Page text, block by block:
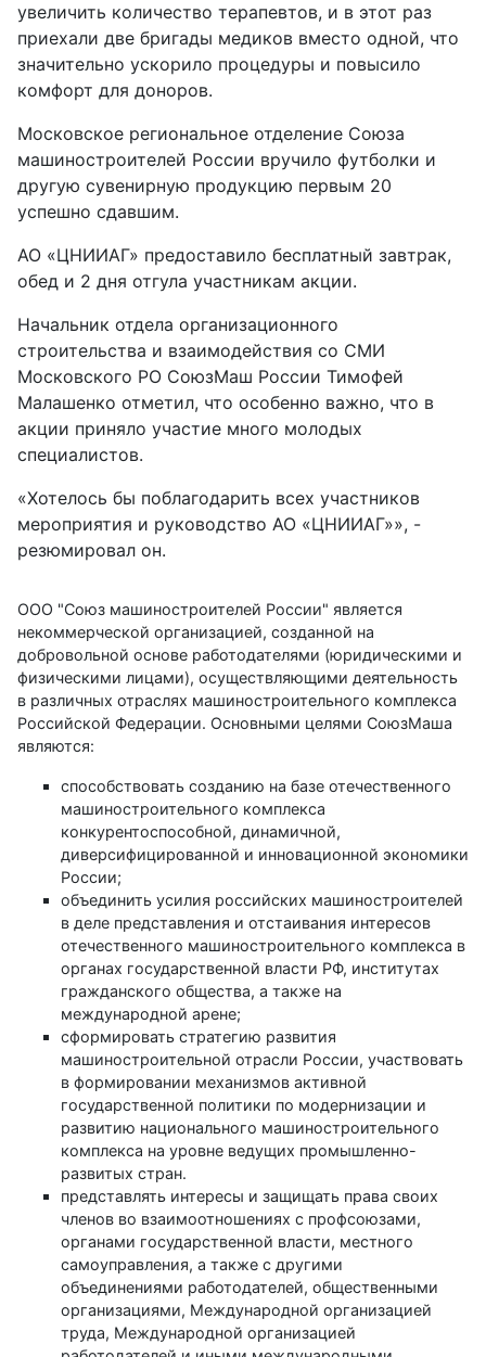
увеличить количество терапевтов, и в этот раз
приехали две бригады медиков вместо одной, что
значительно ускорило процедуры и повысило
комфорт для доноров.
Московское региональное отделение Союза
машиностроителей России вручило футболки и
другую сувенирную продукцию первым 20
успешно сдавшим.
АО «ЦНИИАГ» предоставило бесплатный завтрак,
обед и 2 дня отгула участникам акции.
Начальник отдела организационного
строительства и взаимодействия со СМИ
Московского РО СоюзМаш России Тимофей
Малашенко отметил, что особенно важно, что в
акции приняло участие много молодых
специалистов.
«Хотелось бы поблагодарить всех участников
мероприятия и руководство АО «ЦНИИАГ»», -
резюмировал он.
ООО "Союз машиностроителей России" является
некоммерческой организацией, созданной на
добровольной основе работодателями (юридическими и
физическими лицами), осуществляющими деятельность
в различных отраслях машиностроительного комплекса
Российской Федерации. Основными целями СоюзМаша
являются:
способствовать созданию на базе отечественного
машиностроительного комплекса
конкурентоспособной, динамичной,
диверсифицированной и инновационной экономики
России;
объединить усилия российских машиностроителей
в деле представления и отстаивания интересов
отечественного машиностроительного комплекса в
органах государственной власти РФ, институтах
гражданского общества, а также на
международной арене;
сформировать стратегию развития
машиностроительной отрасли России, участвовать
в формировании механизмов активной
государственной политики по модернизации и
развитию национального машиностроительного
комплекса на уровне ведущих промышленно-
развитых стран.
представлять интересы и защищать права своих
членов во взаимоотношениях с профсоюзами,
органами государственной власти, местного
самоуправления, а также с другими
объединениями работодателей, общественными
организациями, Международной организацией
труда, Международной организацией